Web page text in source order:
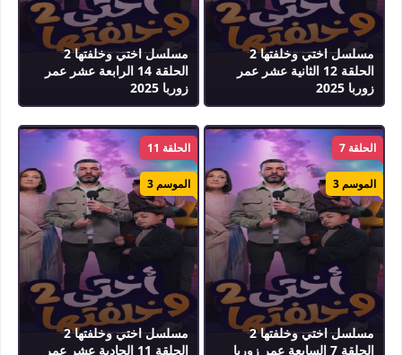
مسلسل اختي وخلفتها 2
الحلقة 12 الثانية عشر عمر
زوربا 2025
مسلسل اختي وخلفتها 2
الحلقة 14 الرابعة عشر عمر
زوربا 2025
مسلسل اختي وخلفتها 2
الحلقة 7 السابعة عمر زوربا
الحلقة 7
الموسم 3
مسلسل اختي وخلفتها 2
الحلقة 11 الحادية عشر عمر
الحلقة 11
الموسم 3